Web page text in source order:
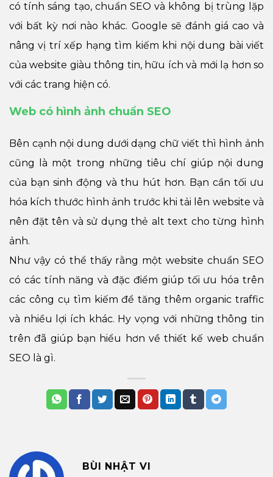
có tính sáng tạo, chuẩn SEO và không bị trùng lặp
với bất kỳ nơi nào khác. Google sẽ đánh giá cao và
nâng vị trí xếp hạng tìm kiếm khi nội dung bài viết
của website giàu thông tin, hữu ích và mới lạ hơn so
với các trang hiện có.
Web có hình ảnh chuẩn SEO
Bên cạnh nội dung dưới dạng chữ viết thì hình ảnh
cũng là một trong những tiêu chí giúp nội dung
của bạn sinh động và thu hút hơn. Bạn cần tối ưu
hóa kích thước hình ảnh trước khi tải lên website và
nên đặt tên và sử dụng thẻ alt text cho từng hình
ảnh.
Như vậy có thể thấy rằng một website chuẩn SEO
có các tính năng và đặc điểm giúp tối ưu hóa trên
các công cụ tìm kiếm để tăng thêm organic traffic
và nhiều lợi ích khác. Hy vọng với những thông tin
trên đã giúp bạn hiểu hơn về thiết kế web chuẩn
SEO là gì.
BÙI NHẬT VI